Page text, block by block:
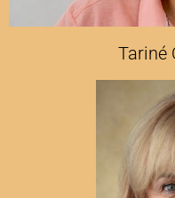
Tariné